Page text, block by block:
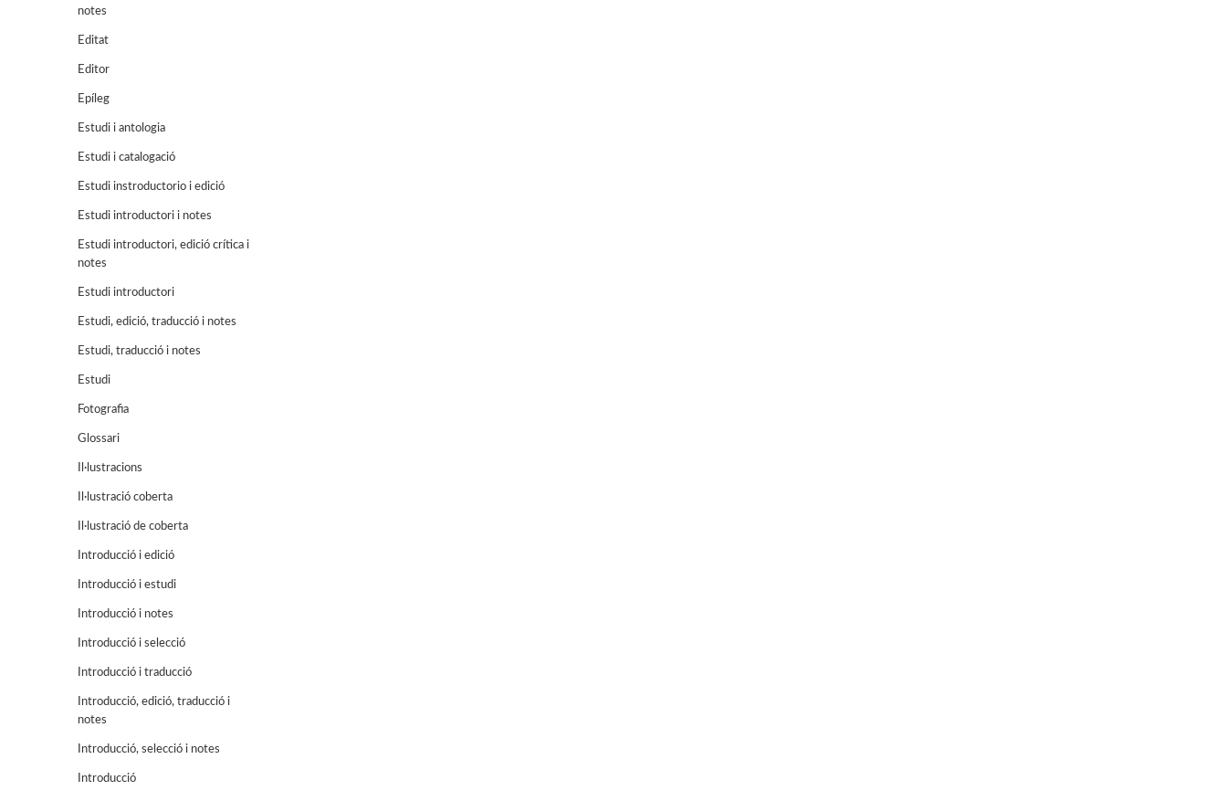
notes
Editat
Editor
Epíleg
Estudi i antologia
Estudi i catalogació
Estudi instroductorio i edició
Estudi introductori i notes
Estudi introductori, edició crítica i
notes
Estudi introductori
Estudi, edició, traducció i notes
Estudi, traducció i notes
Estudi
Fotografia
Glossari
Il·lustracions
Il·lustració coberta
Il·lustració de coberta
Introducció i edició
Introducció i estudi
Introducció i notes
Introducció i selecció
Introducció i traducció
Introducció, edició, traducció i
notes
Introducció, selecció i notes
Introducció